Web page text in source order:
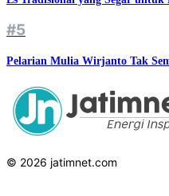
#5
Pelarian Mulia Wirjanto Tak
© 2026 jatimnet.com